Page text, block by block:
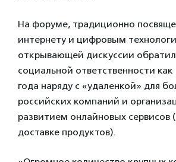
На форуме, традиционно
интернету и цифровым
открывающей дискуссии
социальной ответственности как
года наряду с «удаленкой» для
российских компаний и
развитием онлайновых сервисов
доставке продуктов).